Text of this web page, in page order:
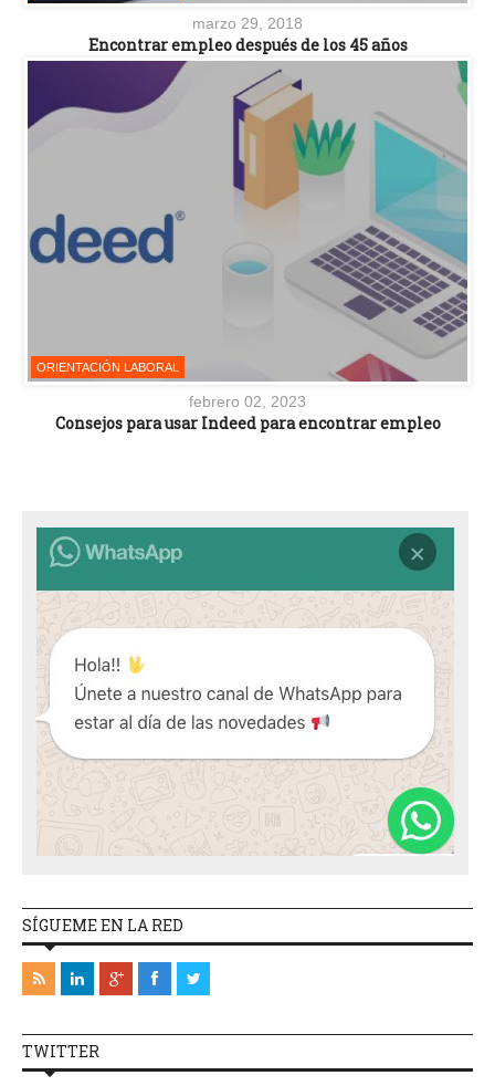
marzo 29, 2018
Encontrar empleo después de los 45 años
ORIENTACIÓN LABORAL
febrero 02, 2023
Consejos para usar Indeed para encontrar empleo
SÍGUEME EN LA RED
TWITTER